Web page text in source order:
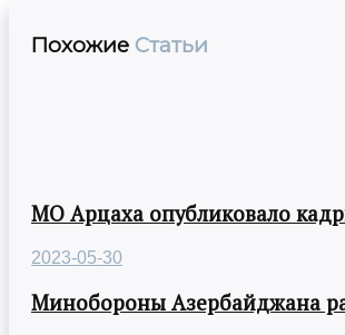
Похожие Статьи
МО Арцаха опубликовало
2023-05-30
Минобороны Азербайджана